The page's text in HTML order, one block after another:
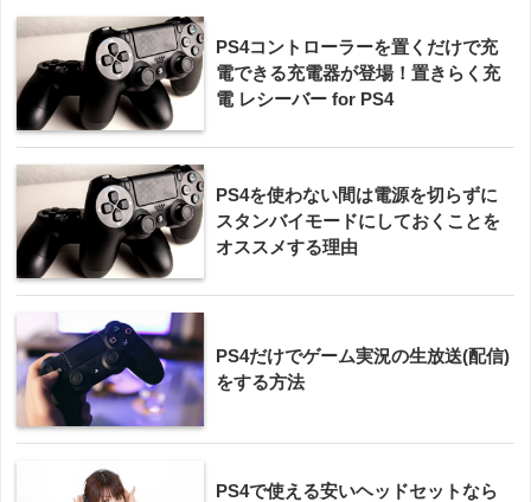
PS4コントローラーを置くだけで充
電できる充電器が登場！置きらく充
電 レシーバー for PS4
PS4を使わない間は電源を切らずに
スタンバイモードにしておくことを
オススメする理由
PS4だけでゲーム実況の生放送(配信)
をする方法
PS4で使える安いヘッドセットなら